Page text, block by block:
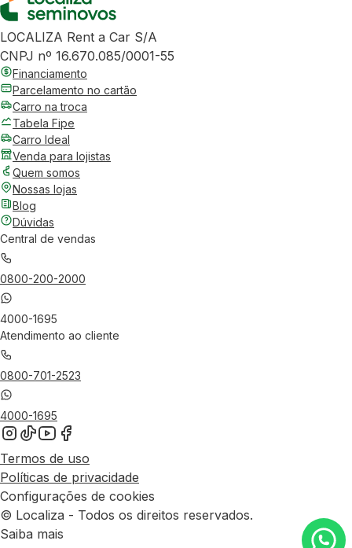
LOCALIZA Rent a Car S/A
CNPJ nº 16.670.085/0001-55
Financiamento
Parcelamento no cartão
Carro na troca
Tabela Fipe
Carro Ideal
Venda para lojistas
Quem somos
Nossas lojas
Blog
Dúvidas
Central de vendas
0800-200-2000
4000-1695
Atendimento ao cliente
0800-701-2523
4000-1695
Termos de uso
Políticas de privacidade
Configurações de cookies
© Localiza - Todos os direitos reservados.
Saiba mais